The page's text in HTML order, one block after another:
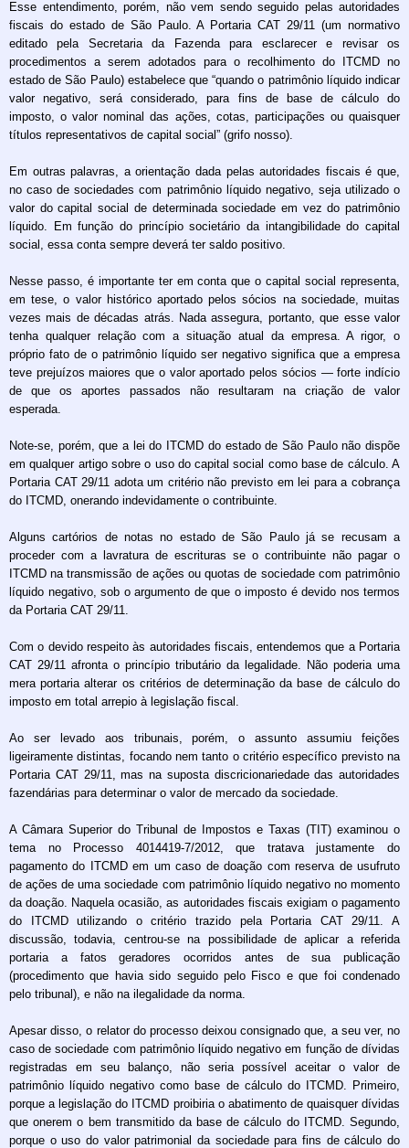
Esse entendimento, porém, não vem sendo seguido pelas autoridades
fiscais do estado de São Paulo. A Portaria CAT 29/11 (um normativo
editado pela Secretaria da Fazenda para esclarecer e revisar os
procedimentos a serem adotados para o recolhimento do ITCMD no
estado de São Paulo) estabelece que “quando o patrimônio líquido indicar
valor negativo, será considerado, para fins de base de cálculo do
imposto, o valor nominal das ações, cotas, participações ou quaisquer
títulos representativos de capital social” (grifo nosso).
Em outras palavras, a orientação dada pelas autoridades fiscais é que,
no caso de sociedades com patrimônio líquido negativo, seja utilizado o
valor do capital social de determinada sociedade em vez do patrimônio
líquido. Em função do princípio societário da intangibilidade do capital
social, essa conta sempre deverá ter saldo positivo.
Nesse passo, é importante ter em conta que o capital social representa,
em tese, o valor histórico aportado pelos sócios na sociedade, muitas
vezes mais de décadas atrás. Nada assegura, portanto, que esse valor
tenha qualquer relação com a situação atual da empresa. A rigor, o
próprio fato de o patrimônio líquido ser negativo significa que a empresa
teve prejuízos maiores que o valor aportado pelos sócios — forte indício
de que os aportes passados não resultaram na criação de valor
esperada.
Note-se, porém, que a lei do ITCMD do estado de São Paulo não dispõe
em qualquer artigo sobre o uso do capital social como base de cálculo. A
Portaria CAT 29/11 adota um critério não previsto em lei para a cobrança
do ITCMD, onerando indevidamente o contribuinte.
Alguns cartórios de notas no estado de São Paulo já se recusam a
proceder com a lavratura de escrituras se o contribuinte não pagar o
ITCMD na transmissão de ações ou quotas de sociedade com patrimônio
líquido negativo, sob o argumento de que o imposto é devido nos termos
da Portaria CAT 29/11.
Com o devido respeito às autoridades fiscais, entendemos que a Portaria
CAT 29/11 afronta o princípio tributário da legalidade. Não poderia uma
mera portaria alterar os critérios de determinação da base de cálculo do
imposto em total arrepio à legislação fiscal.
Ao ser levado aos tribunais, porém, o assunto assumiu feições
ligeiramente distintas, focando nem tanto o critério específico previsto na
Portaria CAT 29/11, mas na suposta discricionariedade das autoridades
fazendárias para determinar o valor de mercado da sociedade.
A Câmara Superior do Tribunal de Impostos e Taxas (TIT) examinou o
tema no Processo 4014419-7/2012, que tratava justamente do
pagamento do ITCMD em um caso de doação com reserva de usufruto
de ações de uma sociedade com patrimônio líquido negativo no momento
da doação. Naquela ocasião, as autoridades fiscais exigiam o pagamento
do ITCMD utilizando o critério trazido pela Portaria CAT 29/11. A
discussão, todavia, centrou-se na possibilidade de aplicar a referida
portaria a fatos geradores ocorridos antes de sua publicação
(procedimento que havia sido seguido pelo Fisco e que foi condenado
pelo tribunal), e não na ilegalidade da norma.
Apesar disso, o relator do processo deixou consignado que, a seu ver, no
caso de sociedade com patrimônio líquido negativo em função de dívidas
registradas em seu balanço, não seria possível aceitar o valor de
patrimônio líquido negativo como base de cálculo do ITCMD. Primeiro,
porque a legislação do ITCMD proibiria o abatimento de quaisquer dívidas
que onerem o bem transmitido da base de cálculo do ITCMD. Segundo,
porque o uso do valor patrimonial da sociedade para fins de cálculo do